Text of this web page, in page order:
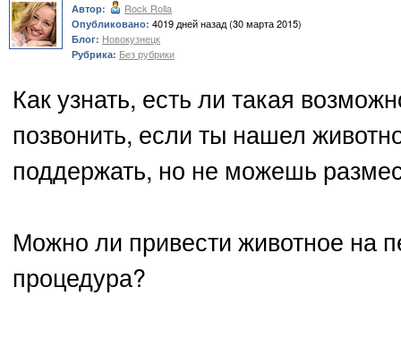
Автор: Rock Rolla
Опубликовано: 4019 дней назад (30 марта 2015)
Блог: Новокузнецк
Рубрика: Без рубрики
Как узнать, есть ли такая
позвонить, если ты нашел
поддержать, но не можешь
Можно ли привести животное на
процедура?